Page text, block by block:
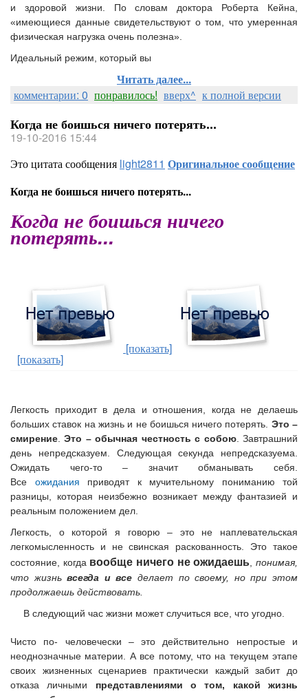
и здоровой жизни. По словам доктора Роберта Кейна,
«имеющиеся данные свидетельствуют о том, что умеренная
физическая нагрузка очень полезна».
Идеальный режим, который вы
Читать далее...
комментарии: 0 понравилось! вверх^ к полной версии
Когда не боишься ничего потерять...
19-10-2016 15:44
Это цитата сообщения light2811 Оригинальное сообщение
Когда не боишься ничего потерять...
Когда не боишься ничего
потерять...
[показать]
[показать]
Легкость приходит в дела и отношения, когда не делаешь
больших ставок на жизнь и не боишься ничего потерять. Это –
смирение .Это – обычная честность с собою. Завтрашний
день непредсказуем. Следующая секунда непредсказуема.
Ожидать чего-то – значит обманывать себя.
Все ожидания приводят к мучительному пониманию той
разницы, которая неизбежно возникает между фантазией и
реальным положением дел.
Легкость, о которой я говорю – это не наплевательская
легкомысленность и не свинская раскованность. Это такое
состояние, когда вообще ничего не ожидаешь ,понимая,
что жизньвсегда и вседелает по своему, но при этом
продолжаешь действовать.
В следующий час жизни может случиться все, что угодно.
Чисто по- человечески – это действительно непростые и
неоднозначные материи. А все потому, что на текущем этапе
своих жизненных сценариев практически каждый забит до
отказа личными представлениями о том, какой жизнь